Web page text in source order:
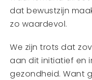
dat bewustzijn
zo waardevol.
We zijn trots dat
aan dit initiatief en
gezondheid. Want